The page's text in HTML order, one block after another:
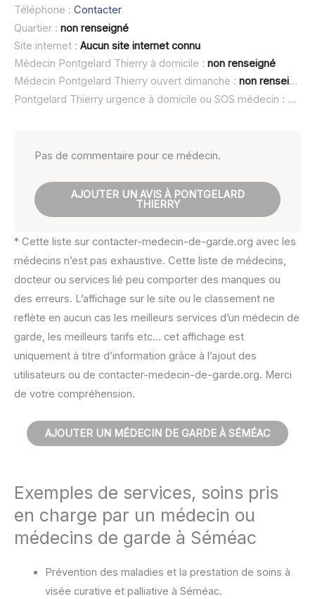
Téléphone : Contacter
Quartier : non renseigné
Site internet : Aucun site internet connu
Médecin Pontgelard Thierry à domicile : non renseigné
Médecin Pontgelard Thierry ouvert dimanche : non renseigné
Pontgelard Thierry urgence à domicile ou SOS médecin :
non
Pas de commentaire pour ce médecin.
AJOUTER UN AVIS À PONTGELARD
THIERRY
* Cette liste sur contacter-medecin-de-garde.org avec les
médecins n’est pas exhaustive. Cette liste de médecins,
docteur ou services lié peu comporter des manques ou
des erreurs. L’affichage sur le site ou le classement ne
reflète en aucun cas les meilleurs services d’un médecin de
garde, les meilleurs tarifs etc… cet affichage est
uniquement à titre d’information grâce à l’ajout des
utilisateurs ou de contacter-medecin-de-garde.org. Merci
de votre compréhension.
AJOUTER UN MÉDECIN DE GARDE À SÉMÉAC
Exemples de services, soins pris
en charge par un médecin ou
médecins de garde à Séméac
Prévention des maladies et la prestation de soins à
visée curative et palliative à Séméac.